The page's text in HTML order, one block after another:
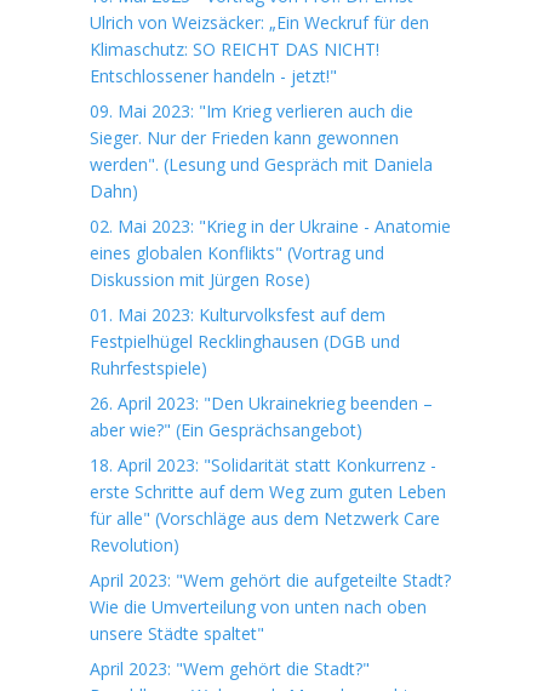
Ulrich von Weizsäcker: „Ein Weckruf für den
Klimaschutz: SO REICHT DAS NICHT!
Entschlossener handeln - jetzt!"
09. Mai 2023: "Im Krieg verlieren auch die
Sieger. Nur der Frieden kann gewonnen
werden". (Lesung und Gespräch mit Daniela
Dahn)
02. Mai 2023: "Krieg in der Ukraine - Anatomie
eines globalen Konflikts" (Vortrag und
Diskussion mit Jürgen Rose)
01. Mai 2023: Kulturvolksfest auf dem
Festpielhügel Recklinghausen (DGB und
Ruhrfestspiele)
26. April 2023: "Den Ukrainekrieg beenden –
aber wie?" (Ein Gesprächsangebot)
18. April 2023: "Solidarität statt Konkurrenz -
erste Schritte auf dem Weg zum guten Leben
für alle" (Vorschläge aus dem Netzwerk Care
Revolution)
April 2023: "Wem gehört die aufgeteilte Stadt?
Wie die Umverteilung von unten nach oben
unsere Städte spaltet"
April 2023: "Wem gehört die Stadt?"